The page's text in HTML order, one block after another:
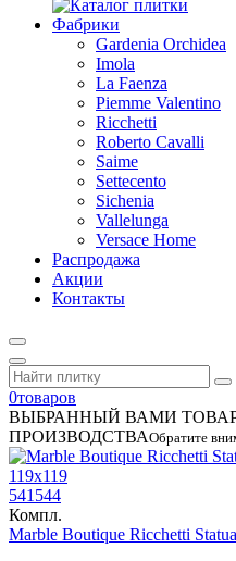
Фабрики
Gardenia Orchidea
Imola
La Faenza
Piemme Valentino
Ricchetti
Roberto Cavalli
Saime
Settecento
Sichenia
Vallelunga
Versace Home
Распродажа
Акции
Контакты
0товаров
ВЫБРАННЫЙ ВАМИ
ПРОИЗВОДСТВАОбратите
119x119
541544
Компл.
Marble Boutique Ricchetti